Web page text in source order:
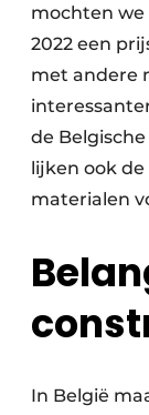
mochten
2022 een
met andere
de
lijken ook
materialen
In België